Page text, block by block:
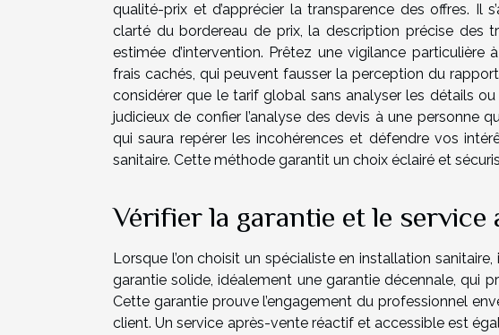
qualité-prix et d’apprécier la transparence des offres. Il
clarté du bordereau de prix, la description précise des
estimée d’intervention. Prêtez une vigilance
frais cachés, qui peuvent fausser la perception du
considérer que le tarif global sans analyser les détails
judicieux de confier l’analyse des devis à une personne
qui saura repérer les incohérences et défendre vos
sanitaire. Cette méthode garantit un choix éclairé et
Vérifier la garantie et le service
Lorsque l’on choisit un spécialiste en installation
garantie solide, idéalement une garantie décennale, qui
Cette garantie prouve l’engagement du professionnel
client. Un service après-vente réactif et accessible est